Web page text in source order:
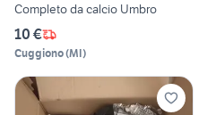
Completo da calcio Umbro
10 €
Cuggiono(MI)